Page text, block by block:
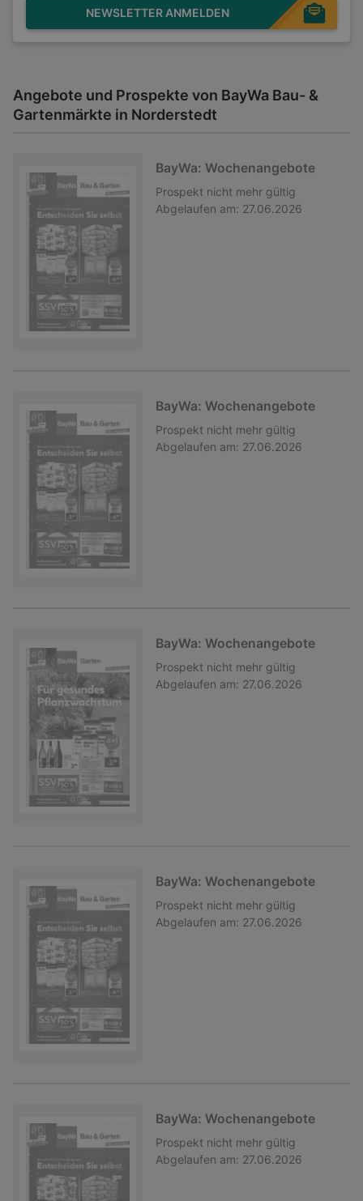
NEWSLETTER ANMELDEN
Angebote und Prospekte von BayWa Bau- &
Gartenmärkte in Norderstedt
BayWa: Wochenangebote
Prospekt nicht mehr gültig
Abgelaufen am: 27.06.2026
BayWa: Wochenangebote
Prospekt nicht mehr gültig
Abgelaufen am: 27.06.2026
BayWa: Wochenangebote
Prospekt nicht mehr gültig
Abgelaufen am: 27.06.2026
BayWa: Wochenangebote
Prospekt nicht mehr gültig
Abgelaufen am: 27.06.2026
BayWa: Wochenangebote
Prospekt nicht mehr gültig
Abgelaufen am: 27.06.2026